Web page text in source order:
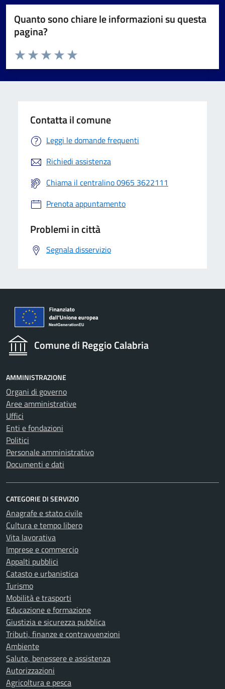
Quanto sono chiare le informazioni su questa
pagina?
Valuta da 1 a 5 stelle la pagina
Valuta 5 stelle su 5
Valuta 4 stelle su 5
Valuta 3 stelle su 5
Valuta 2 stelle su 5
Valuta 1 stelle su 5
Contatta il comune
Leggi le domande frequenti
Richiedi assistenza
Chiama il centralino 0965 3622111
Prenota appuntamento
Problemi in città
Segnala disservizio
Comune di Reggio Calabria
AMMINISTRAZIONE
Organi di governo
Aree amministrative
Uffici
Enti e fondazioni
Politici
Personale amministrativo
Documenti e dati
CATEGORIE DI SERVIZIO
Anagrafe e stato civile
Cultura e tempo libero
Vita lavorativa
Imprese e commercio
Appalti pubblici
Catasto e urbanistica
Turismo
Mobilità e trasporti
Educazione e formazione
Giustizia e sicurezza pubblica
Tributi, finanze e contravvenzioni
Ambiente
Salute, benessere e assistenza
Autorizzazioni
Agricoltura e pesca